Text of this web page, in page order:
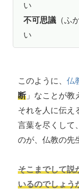
い
不可思議 （
い
このように、 仏
断 」なことが教
それを人に伝え
言葉を尽くして
のが、仏教の先
そこまでして説
いるのでしょう